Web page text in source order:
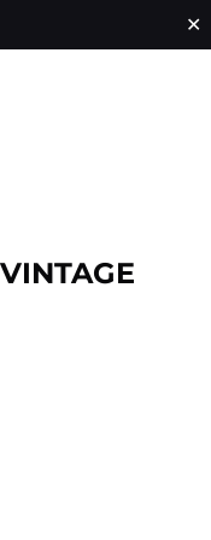
✕